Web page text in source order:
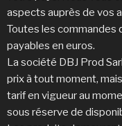
aspects auprès de vos
Toutes les commandes
payables en euros.
La société DBJ Prod
prix à tout moment,
tarif en vigueur au
sous réserve de